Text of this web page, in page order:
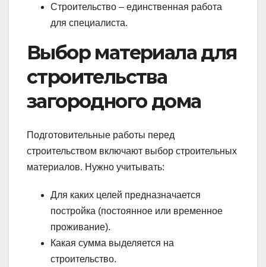
Строительство – единственная работа
для специалиста.
Выбор материала для
строительства
загородного дома
Подготовительные работы перед
строительством включают выбор строительных
материалов. Нужно учитывать:
Для каких целей предназначается
постройка (постоянное или временное
проживание).
Какая сумма выделяется на
строительство.